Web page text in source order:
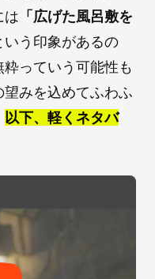
は 「広げた風呂敷を
いう印象があるの
っていう可能性も
みを込めてふわふ
以下、軽くネタバ